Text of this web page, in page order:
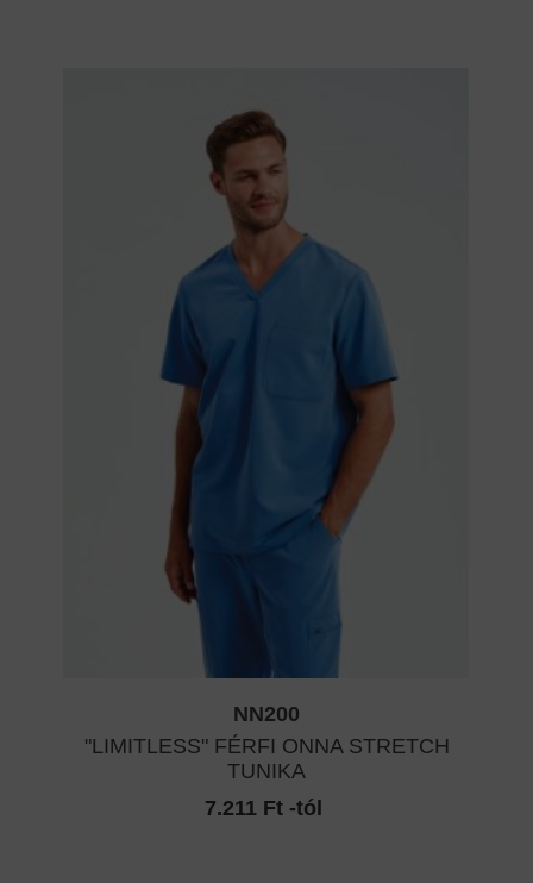
NN200
"LIMITLESS" FÉRFI ONNA STRETCH
TUNIKA
7.211 Ft -tól